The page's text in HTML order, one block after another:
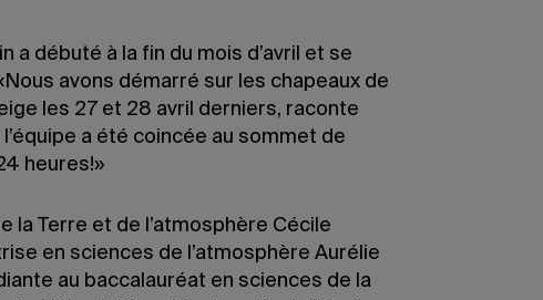
a débuté à la fin du mois d’avril et se
avons démarré sur les chapeaux de
les 27 et 28 avril derniers, raconte
a été coincée au sommet de
heures!»
la Terre et de l’atmosphère Cécile
en sciences de l’atmosphère Aurélie
au baccalauréat en sciences de la